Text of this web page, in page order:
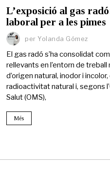
L’exposició al gas
laboral per a les pimes
per Yolanda Gómez
El gas radó s’ha consolidat
rellevants en l’entorn de
d’origen natural, inodor i
radioactivitat natural i, segons
Salut (OMS),
Més